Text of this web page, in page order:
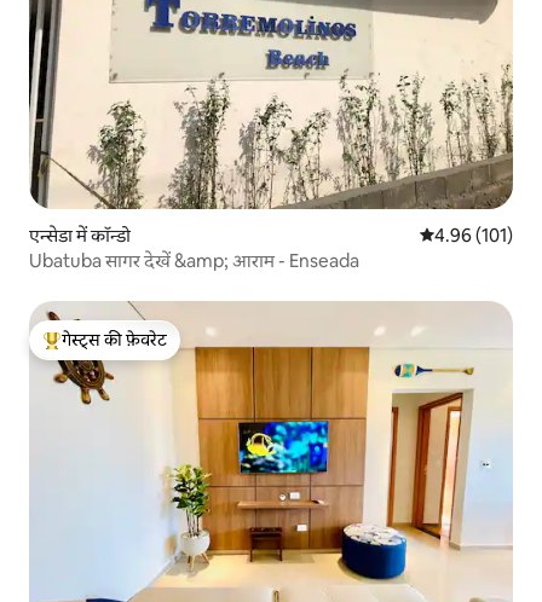
एन्सेडा में कॉन्डो औसत रेटिंग 5 में से
4.96 (101)
Ubatuba सागर देखें &amp; आराम - Enseada
गेस्ट्स का टॉप फ़ेवरेट
गेस्ट्स की फ़ेवरेट